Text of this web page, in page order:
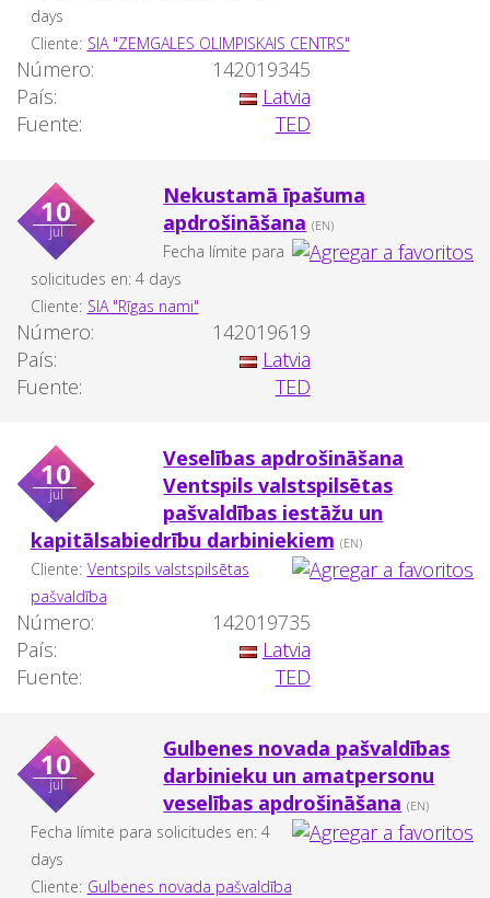
days
Cliente: SIA "ZEMGALES OLIMPISKAIS CENTRS"
Número:
142019345
País:
Latvia
Fuente:
TED
10
jul
Nekustamā īpašuma
apdrošināšana (EN)
Fecha límite para
solicitudes en: 4 days
Cliente: SIA "Rīgas nami"
Número:
142019619
País:
Latvia
Fuente:
TED
10
jul
Veselības apdrošināšana
Ventspils valstspilsētas
pašvaldības iestāžu un
kapitālsabiedrību darbiniekiem (EN)
Cliente: Ventspils valstspilsētas
pašvaldība
Número:
142019735
País:
Latvia
Fuente:
TED
10
jul
Gulbenes novada pašvaldības
darbinieku un amatpersonu
veselības apdrošināšana (EN)
Fecha límite para solicitudes en: 4
days
Cliente: Gulbenes novada pašvaldība